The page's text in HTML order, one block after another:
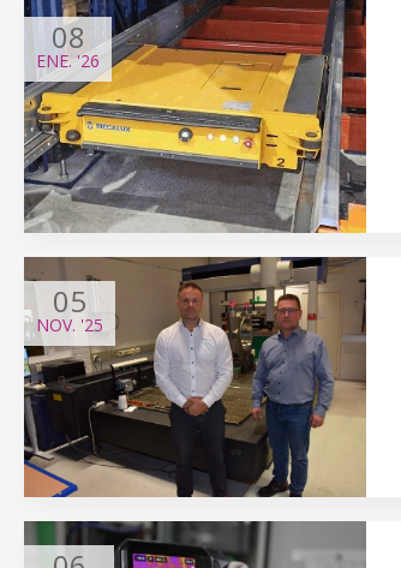
08
ENE.'26
05
NOV. '25